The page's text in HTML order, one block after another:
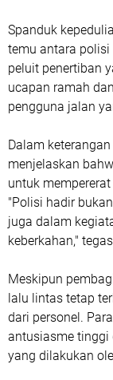
Spanduk
temu antara
peluit penertiban
ucapan ramah
pengguna jalan
Dalam
menjelaskan
untuk
"Polisi hadir
juga dalam
keberkahan,"
Meskipun
lalu lintas tetap
dari personel.
antusiasme tinggi
yang dilakukan